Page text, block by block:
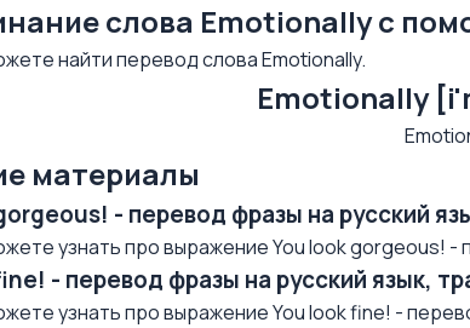
слова Emotionally с
найти перевод слова Emotionally.
Emotionally
материалы
- перевод фразы на русский
узнать про выражение You look gorgeous! -
- перевод фразы на русский язык,
узнать про выражение You look fine! -